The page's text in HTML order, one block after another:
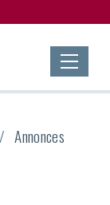
Annonces